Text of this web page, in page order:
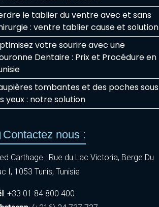
le tablier du ventre avec et sans
: ventre tablier cause et solution
votre sourire avec une
Dentaire : Prix et Procédure en
tombantes et des poches sous
yeux : notre solution
Contactez nous :
Carthage : Rue du Lac Victoria, Berge Du
I, 1053 Tunis, Tunisie
: +33 01 84 800 400